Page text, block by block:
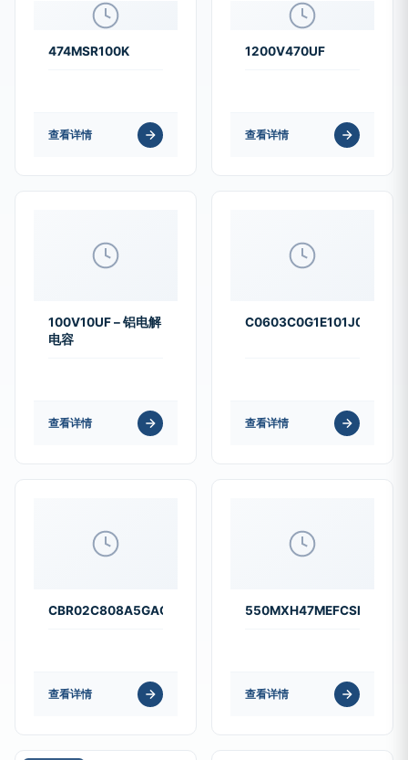
474MSR100K
查看详情
1200V470UF
查看详情
100V10UF – 铝电解
电容
查看详情
C0603C0G1E101J030BA
查看详情
CBR02C808A5GAC
查看详情
550MXH47MEFCSN22X25
查看详情